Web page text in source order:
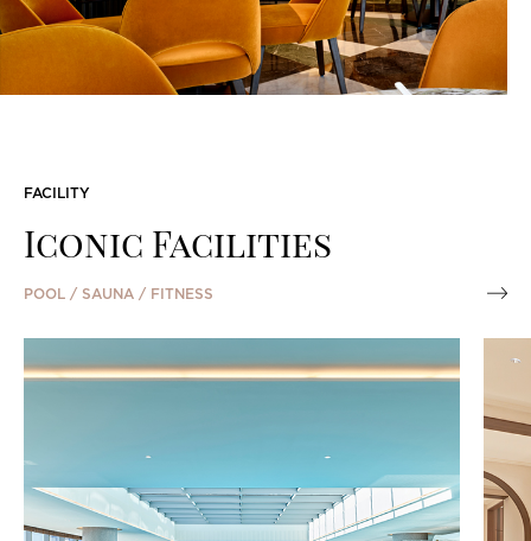
2026.07.17 - 2026.08.17
MEMBERSHIP
라이프스타일과 특별한 경험을 제안합니다.
FACILITY
Iconic Facilities
POOL / SAUNA / FITNESS